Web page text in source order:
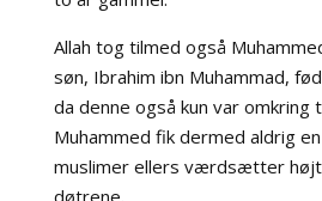
Allah tog tilmed også
søn, Ibrahim ibn Muhammad,
da denne også kun var omkring
Muhammed fik dermed aldrig
muslimer ellers værdsætter
døtrene.